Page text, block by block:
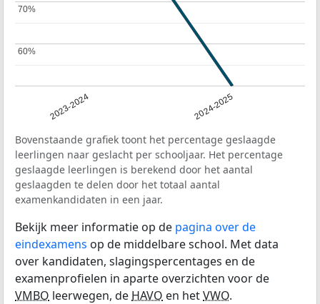
2023-2024 2024-2025
60%
60%
70%
70%
Bovenstaande grafiek toont het percentage geslaagde
leerlingen naar geslacht per schooljaar. Het percentage
geslaagde leerlingen is berekend door het aantal
geslaagden te delen door het totaal aantal
examenkandidaten in een jaar.
Bekijk meer informatie op de pagina over de
eindexamens op de middelbare school. Met data
over kandidaten, slagingspercentages en de
examenprofielen in aparte overzichten voor de
VMBO leerwegen, de HAVO en hetVWO.